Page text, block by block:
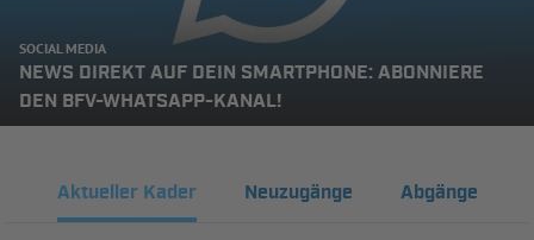
SOCIAL MEDIA
NEWS DIREKT AUF DEIN SMARTPHONE: ABONNIERE
DEN BFV-WHATSAPP-KANAL!
Aktueller Kader Neuzugänge Abgänge